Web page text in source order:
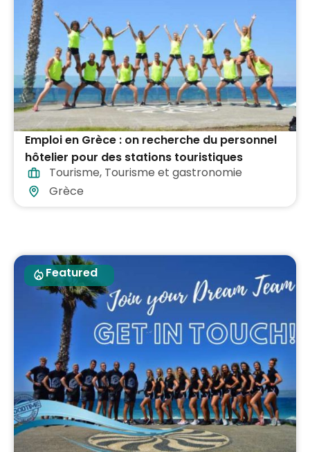
Emploi en Grèce : on recherche du personnel
hôtelier pour des stations touristiques
Tourisme, Tourisme et gastronomie
Grèce
Featured